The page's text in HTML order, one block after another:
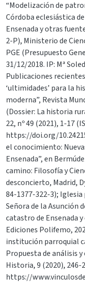
“Modelización de
Córdoba eclesiástica
Ensenada y otras
2-P), Ministerio de
PGE (Presupuesto
31/12/2018. IP: Mª
Publicaciones
‘ultimidades’ para la
moderna”, Revista
(Dossier: La historia
22, nº 49 (2021), 1-17
https://doi.org/
el conocimiento:
Ensenada”, en
camino: Filosofía y
desconcierto, Madrid,
84-1377-322-3);
Señora de la Asunción
catastro de Ensenada
Ediciones Polifemo,
institución parroquial
Propuesta de análisis y
Historia, 9 (2020), 246-
https://